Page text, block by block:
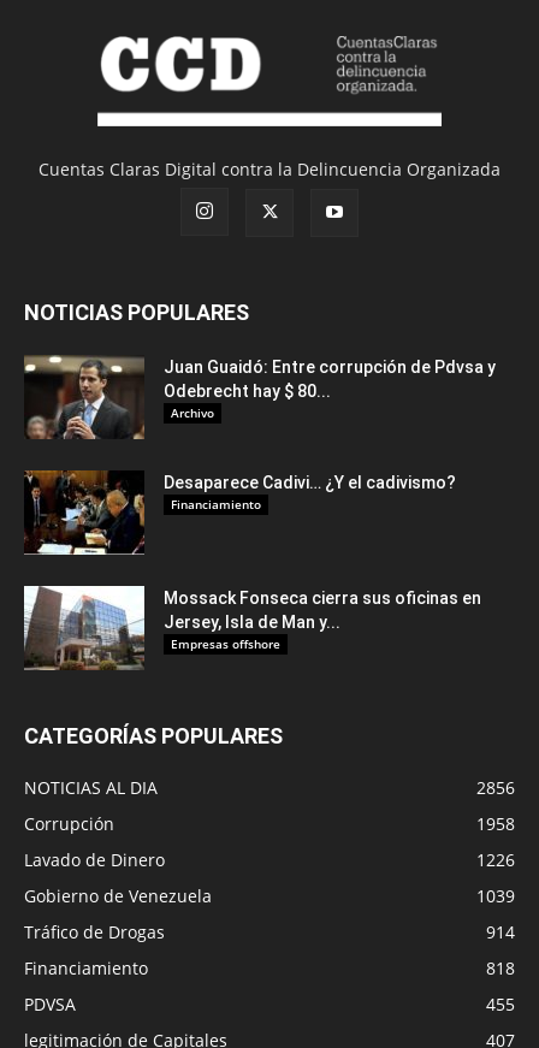
Cuentas Claras Digital contra la Delincuencia Organizada
NOTICIAS POPULARES
Juan Guaidó: Entre corrupción de Pdvsa y
Odebrecht hay $ 80...
Archivo
Desaparece Cadivi… ¿Y el cadivismo?
Financiamiento
Mossack Fonseca cierra sus oficinas en
Jersey, Isla de Man y...
Empresas offshore
CATEGORÍAS POPULARES
NOTICIAS AL DIA
2856
Corrupción
1958
Lavado de Dinero
1226
Gobierno de Venezuela
1039
Tráfico de Drogas
914
Financiamiento
818
PDVSA
455
legitimación de Capitales
407